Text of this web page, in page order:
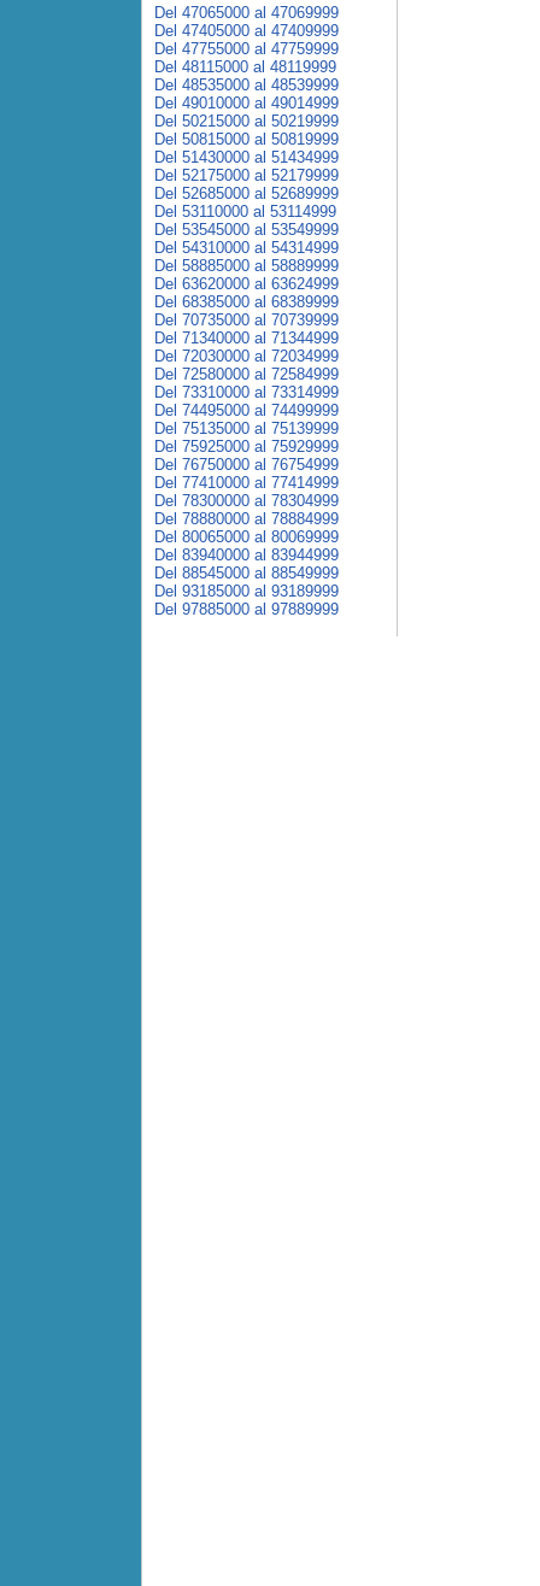
Del 47065000 al 47069999
Del 47405000 al 47409999
Del 47755000 al 47759999
Del 48115000 al 48119999
Del 48535000 al 48539999
Del 49010000 al 49014999
Del 50215000 al 50219999
Del 50815000 al 50819999
Del 51430000 al 51434999
Del 52175000 al 52179999
Del 52685000 al 52689999
Del 53110000 al 53114999
Del 53545000 al 53549999
Del 54310000 al 54314999
Del 58885000 al 58889999
Del 63620000 al 63624999
Del 68385000 al 68389999
Del 70735000 al 70739999
Del 71340000 al 71344999
Del 72030000 al 72034999
Del 72580000 al 72584999
Del 73310000 al 73314999
Del 74495000 al 74499999
Del 75135000 al 75139999
Del 75925000 al 75929999
Del 76750000 al 76754999
Del 77410000 al 77414999
Del 78300000 al 78304999
Del 78880000 al 78884999
Del 80065000 al 80069999
Del 83940000 al 83944999
Del 88545000 al 88549999
Del 93185000 al 93189999
Del 97885000 al 97889999